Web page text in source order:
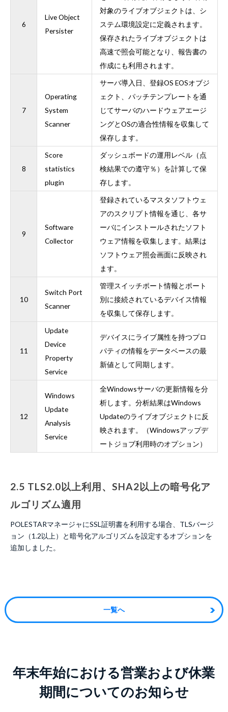
6
Live Object
Persister
対象のライブオブジェクトは、シ
ステム環境設定に定義されます。
保存されたライブオブジェクトは
高速で照会可能となり、報告書の
作成にも利用されます。
7
Operating
System
Scanner
サーバ導入日、登録OS EOSオブジ
ェクト、パッチテンプレートを通
じてサーバのハードウェアエージ
ングとOSの適合性情報を収集して
保存します。
8
Score
statistics
plugin
ダッシュボードの運用レベル（点
検結果での遵守％）を計算して保
存します。
9
Software
Collector
登録されているマスタソフトウェ
アのスクリプト情報を通じ、各サ
ーバにインストールされたソフト
ウェア情報を収集します。結果は
ソフトウェア照会画面に反映され
ます。
10
Switch Port
Scanner
管理スイッチポート情報とポート
別に接続されているデバイス情報
を収集して保存します。
11
Update
Device
Property
Service
デバイスにライブ属性を持つプロ
パティの情報をデータベースの最
新値として同期します。
12
Windows
Update
Analysis
Service
全Windowsサーバの更新情報を分
析します。分析結果はWindows
Updateのライブオブジェクトに反
映されます。（Windowsアップデ
ートジョブ利用時のオプション）
2.5 TLS2.0以上利用、SHA2以上の暗号化ア
ルゴリズム適用
POLESTARマネージャにSSL証明書を利用する場合、TLSバージ
ョン（1.2以上）と暗号化アルゴリズムを設定するオプションを
追加しました。
一覧へ
年末年始における営業および休業
期間についてのお知らせ